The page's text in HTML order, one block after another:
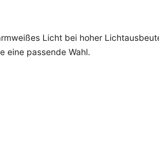
Licht bei hoher
eine passende Wahl.